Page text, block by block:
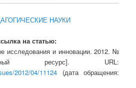
НАУКИ
на статью:
исследования и инновации. 2012. №
ресурс]. URL:
2012/04/11124 (дата обращения: